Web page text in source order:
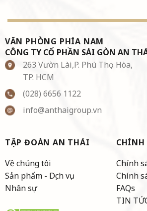
VĂN PHÒNG PHÍA NAM
CÔNG TY CỔ PHẦN SÀI GÒN AN
263 Vườn Lài,P. Phú Thọ Hòa,
TP. HCM
(028) 6656 1122
info@anthaigroup.vn
TẬP ĐOÀN AN THÁI
Về chúng tôi
Sản phẩm - Dịch vụ
Nhân sự
CHÍNH
Chính
Chính
FAQs
TIN